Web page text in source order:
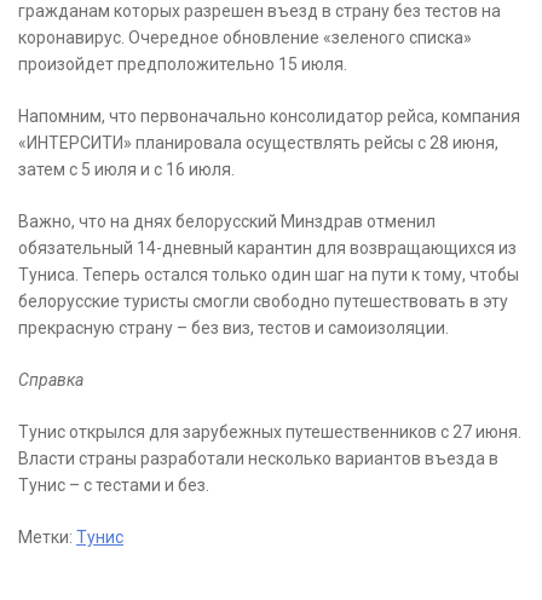
гражданам которых разрешен въезд в страну без тестов на
коронавирус. Очередное обновление «зеленого списка»
произойдет предположительно 15 июля.
Напомним, что первоначально консолидатор рейса, компания
«ИНТЕРСИТИ» планировала осуществлять рейсы с 28 июня,
затем с 5 июля и с 16 июля.
Важно, что на днях белорусский Минздрав отменил
обязательный 14-дневный карантин для возвращающихся из
Туниса. Теперь остался только один шаг на пути к тому, чтобы
белорусские туристы смогли свободно путешествовать в эту
прекрасную страну – без виз, тестов и самоизоляции.
Справка
Тунис открылся для зарубежных путешественников с 27 июня.
Власти страны разработали несколько вариантов въезда в
Тунис – с тестами и без.
Метки: Тунис